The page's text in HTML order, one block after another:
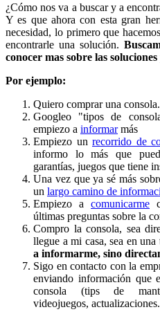
¿Cómo nos va a buscar y a
Y es que ahora con esta gran
necesidad, lo primero que
encontrarle una solución.
conocer mas sobre las
Por ejemplo:
Quiero comprar una consola.
Googleo "tipos de
empiezo a informarmás
Empiezo un recorrido de
informo lo más que
garantías, juegos que tiene
Una vez que ya sé más
un largo camino de
Empiezo a comunicarme
últimas preguntas sobre la
Compro la consola, sea
llegue a mi casa, sea en
a informarme, sino
Sigo en contacto con la
enviando información que
consola (tips de
videojuegos,